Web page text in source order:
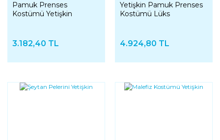
Pamuk Prenses
Kostümü Yetişkin
3.182,40 TL
Yetişkin Pamuk Prenses
Kostümü Lüks
4.924,80 TL